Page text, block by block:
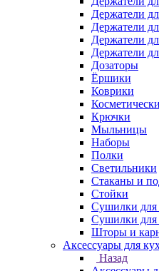
Держатели
Держатели
Держатели
Держатели
Дозаторы
Ёршики
Коврики
Крючки
Мыльницы
Наборы
Полки
Светильники
Стаканы и
Стойки
Сушилки для
Сушилки для
Шторы и
Аксессуары для
Назад